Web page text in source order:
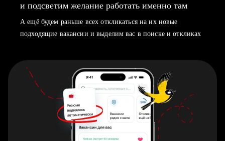
и подсветим желание работать именно там
А ещё будем раньше всех откликаться на их новые
подходящие вакансии и выделим вас в поиске и откликах